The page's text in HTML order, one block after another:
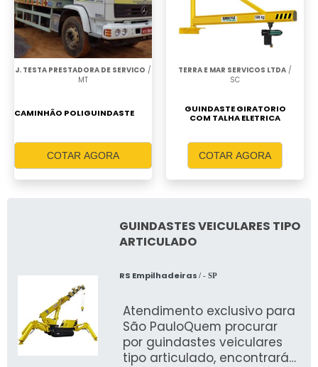
J. TESTA PRESTADORA DE SERVICO /
MT
CAMINHÃO POLIGUINDASTE
COTAR AGORA
TERRA E MAR SERVICOS LTDA /
SC
GUINDASTE GIRATORIO
COM TALHA ELETRICA
COTAR AGORA
GUINDASTES VEICULARES TIPO
ARTICULADO
RS Empilhadeiras / - SP
Atendimento exclusivo para
São PauloQuem procurar
por guindastes veiculares
tipo articulado, encontrará